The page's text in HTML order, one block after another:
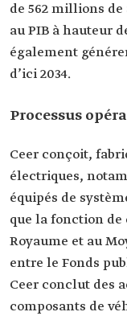
de 562 millions
au PIB à hauteur
également
d’ici 2034.
Processus
Ceer conçoit,
électriques,
équipés de
que la fonction
Royaume et au
entre le Fonds
Ceer conclut des
composants de